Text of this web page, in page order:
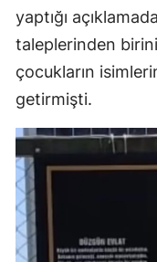
yaptığı
taleplerinden
çocukların
getirmişti.